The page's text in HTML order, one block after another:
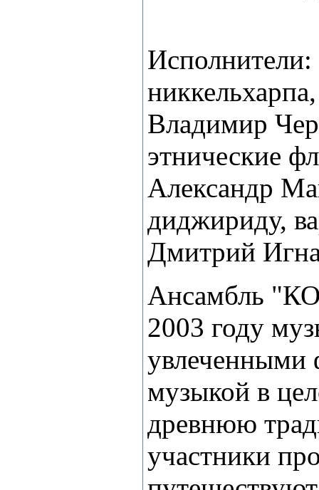
Владимир
этнические
Александр
диджириду,
Дмитрий
Ансамбль
2003 году
увлеченными
музыкой в
древнюю
участники